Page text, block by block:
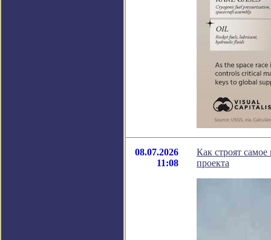
08.07.2026
11:08
Как строят
проекта